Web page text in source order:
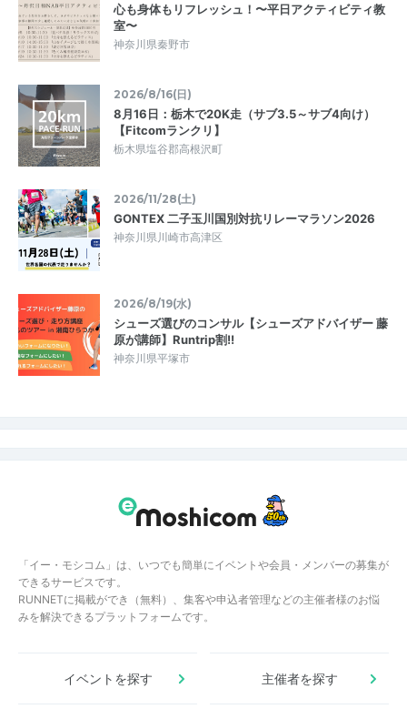
心も身体もリフレッシュ！〜平日アクティビティ教
室〜
神奈川県秦野市
2026/8/16(日)
8月16日：栃木で20K走（サブ3.5～サブ4向け）
【Fitcomランクリ】
栃木県塩谷郡高根沢町
2026/11/28(土)
GONTEX 二子玉川国別対抗リレーマラソン2026
神奈川県川崎市高津区
2026/8/19(水)
シューズ選びのコンサル【シューズアドバイザー 藤
原が講師】Runtrip割!!
神奈川県平塚市
「イー・モシコム」は、いつでも簡単にイベントや会員・メンバーの募集が
できるサービスです。
RUNNETに掲載ができ（無料）、集客や申込者管理などの主催者様のお悩
みを解決できるプラットフォームです。
イベントを探す 主催者を探す